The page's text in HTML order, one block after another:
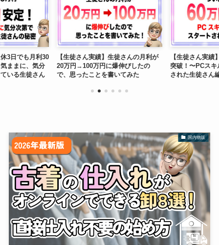
3日でも月利30
ままに、気分
いる生徒さん
【生徒さん実績】生徒さんの月利が
20万円→100万円に爆伸びしたの
で、思ったことを書いてみた
【生徒さん実績
突破！〜PCス
された生徒さん
国内物販